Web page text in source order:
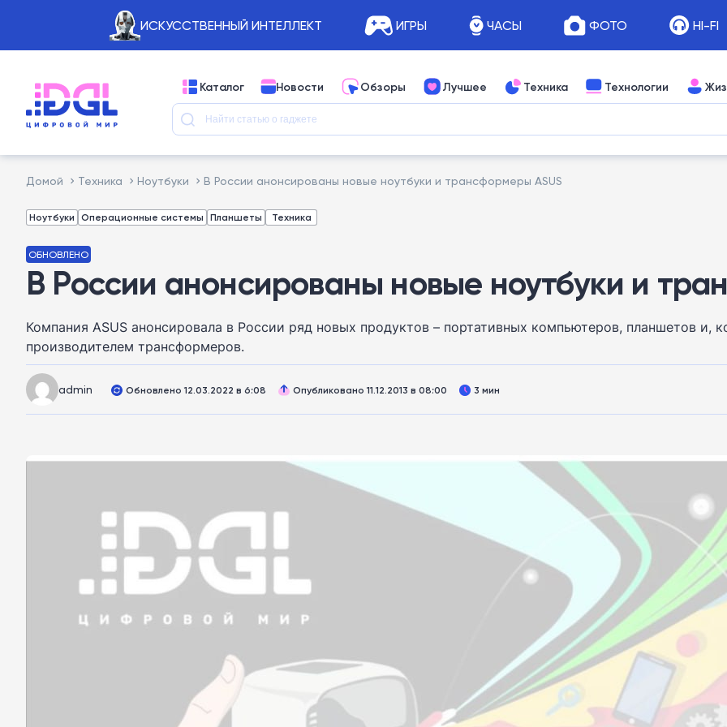
ИСКУССТВЕННЫЙ ИНТЕЛЛЕКТ ИГРЫ ЧАСЫ ФОТО HI-FI
Каталог Новости Обзоры Лучшее Техника Технологии
Домой Техника Ноутбуки В России анонсированы новые ноутбуки и трансформеры ASUS
Ноутбуки Операционные системы Планшеты Техника
ОБНОВЛЕНО
В России анонсированы новые ноутбуки и
Компания ASUS анонсировала в России ряд новых продуктов – портативных компьютеров, планшетов и,
производителем трансформеров.
admin Обновлено 12.03.2022 в 6:08 Опубликовано 11.12.2013 в 08:00 3 мин